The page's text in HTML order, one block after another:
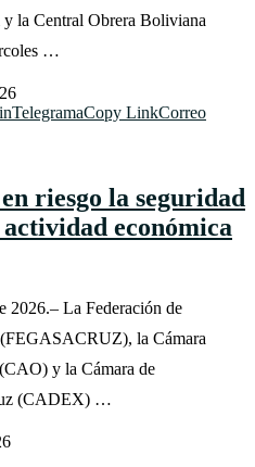
la Central Obrera Boliviana
…
TelegramaCopy LinkCorreo
riesgo la seguridad
económica
2026.– La Federación de
la Cámara
y la Cámara de
(CADEX) …